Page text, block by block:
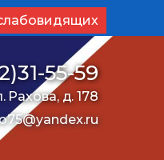
55-59
Рахова, д. 178